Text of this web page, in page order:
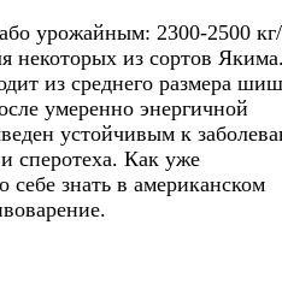
урожайным: 2300-2500
некоторых из сортов
из среднего размера
умеренно энергичной
устойчивым к
сперотеха. Как уже
знать в американском